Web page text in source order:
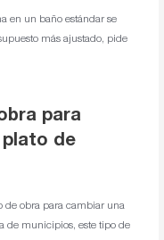
en un baño estándar se
más ajustado, pide
para
plato de
de obra para cambiar una
de municipios, este tipo de